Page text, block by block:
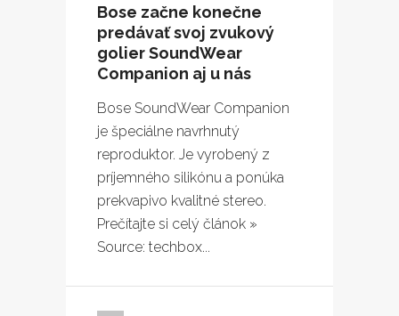
Bose začne konečne
predávať svoj zvukový
golier SoundWear
Companion aj u nás
Bose SoundWear Companion
je špeciálne navrhnutý
reproduktor. Je vyrobený z
príjemného silikónu a ponúka
prekvapivo kvalitné stereo.
Prečítajte si celý článok »
Source: techbox...